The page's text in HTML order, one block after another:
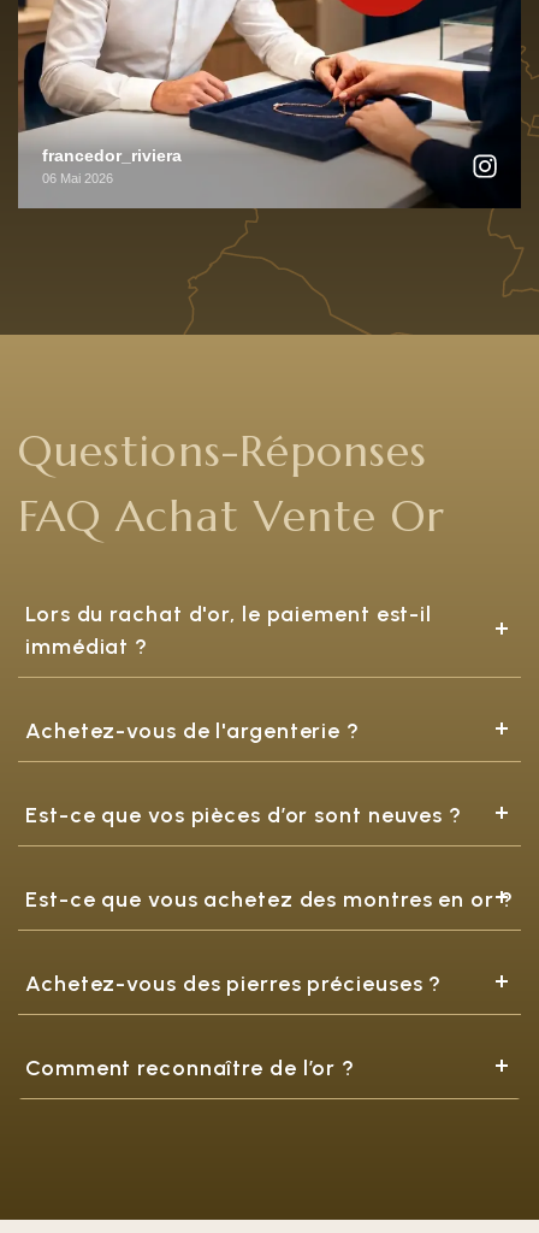
francedor_riviera
06 Mai 2026
Vendre son or, cela peut faire peur. Comment être sûr
d'avoir le bon prix ? De traiter avec un professionnel
sérieux ? De ne pas être lésé ?
Chez France d'Or, nous avons fait de la transparence
notre priorité.
Depuis des années, nous accompagnons des particuliers
confiance. Parce que vendre son or doit être une décision
sereine, pas une source de stress.
Trouvez l'agence la plus proche de chez vous.
Questions-Réponses
FAQ Achat Vente Or
Lors du rachat d'or, le paiement est-il
immédiat ?
Achetez-vous de l'argenterie ?
Est-ce que vos pièces d’or sont neuves ?
Est-ce que vous achetez des montres en or ?
Achetez-vous des pierres précieuses ?
Comment reconnaître de l’or ?